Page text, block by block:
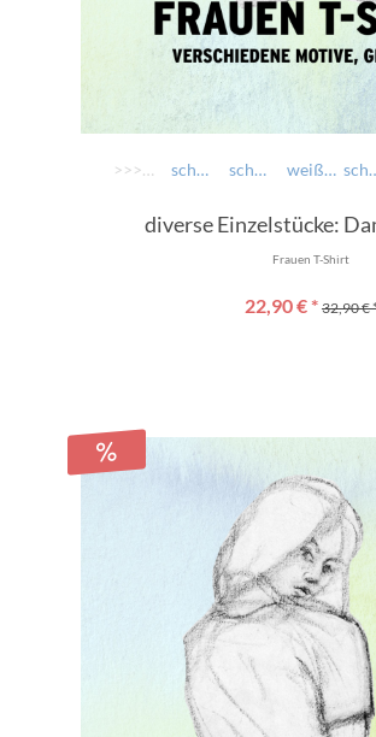
>>>> AUSWÄHLEN >>>> schwarz: da Sonnabruin-Schädl schwarz: fast z'laut weiß: Boarischer Freigeist
diverse Einzelstücke:
Frauen T-Shirt
22,90 € * 32,90 €